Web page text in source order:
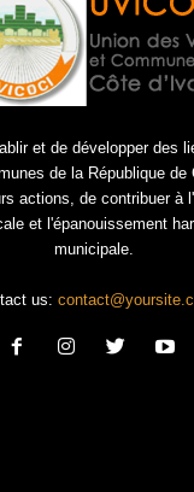
et de développer des
de la République de
actions, de contribuer à
et l'épanouissement
municipale.
us: